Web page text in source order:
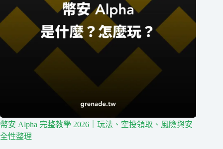
幣安 Alpha 完整教學 2026｜玩法、空投領取、風險與安
全性整理